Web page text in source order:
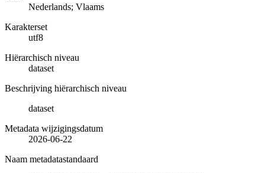
Nederlands; Vlaams
Karakterset
utf8
Hiërarchisch niveau
dataset
Beschrijving hiërarchisch niveau
dataset
Metadata wijzigingsdatum
2026-06-22
Naam metadatastandaard